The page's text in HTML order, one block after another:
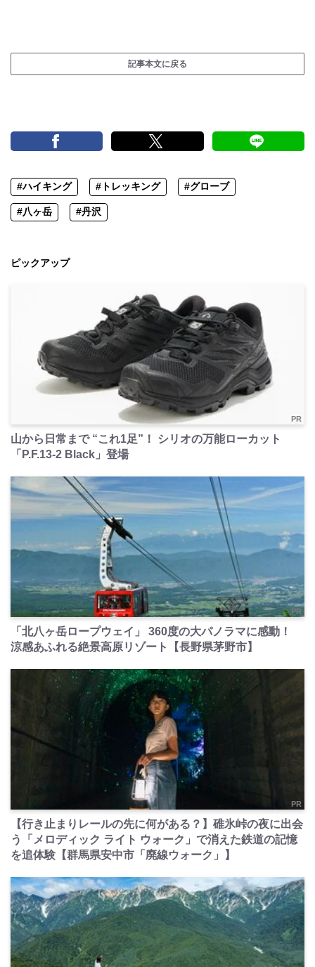
記事本文に戻る
#ハイキング #トレッキング #グローブ
#八ヶ岳 #丹沢
ピックアップ
PR
山から日常まで “これ1足”！ シリオの万能ローカット
「P.F.13-2 Black」登場
PR
「北八ヶ岳ロープウェイ」 360度の大パノラマに感動！
涼感あふれる絶景高原リゾート【長野県茅野市】
PR
【行き止まりレールの先に何がある？】碓氷峠の夜に出会
う「メロディック ライト ウォーク」で消えた鉄道の記憶
を追体験【群馬県安中市「廃線ウォーク」】